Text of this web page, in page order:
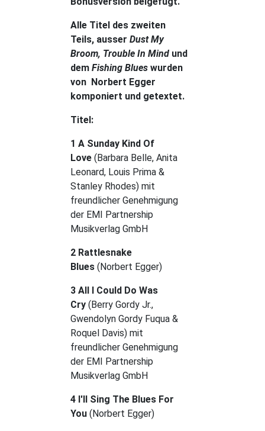
Alle Titel des zweiten
Teils, ausser Dust My
Broom, Trouble In Mind und
dem Fishing Blues wurden
von Norbert Egger
komponiert und getextet.
Titel:
1 A Sunday Kind Of
Love (Barbara Belle, Anita
Leonard, Louis Prima &
Stanley Rhodes) mit
freundlicher Genehmigung
der EMI Partnership
Musikverlag GmbH
2 Rattlesnake
Blues (Norbert Egger)
3 All I Could Do Was
Cry (Berry Gordy Jr.,
Gwendolyn Gordy Fuqua &
Roquel Davis) mit
freundlicher Genehmigung
der EMI Partnership
Musikverlag GmbH
4 I'll Sing The Blues For
You (Norbert Egger)